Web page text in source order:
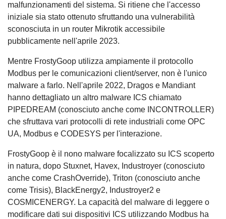
malfunzionamenti del sistema. Si ritiene che l'accesso
iniziale sia stato ottenuto sfruttando una vulnerabilità
sconosciuta in un router Mikrotik accessibile
pubblicamente nell'aprile 2023.
Mentre FrostyGoop utilizza ampiamente il protocollo
Modbus per le comunicazioni client/server, non è l'unico
malware a farlo. Nell'aprile 2022, Dragos e Mandiant
hanno dettagliato un altro malware ICS chiamato
PIPEDREAM (conosciuto anche come INCONTROLLER)
che sfruttava vari protocolli di rete industriali come OPC
UA, Modbus e CODESYS per l'interazione.
FrostyGoop è il nono malware focalizzato su ICS scoperto
in natura, dopo Stuxnet, Havex, Industroyer (conosciuto
anche come CrashOverride), Triton (conosciuto anche
come Trisis), BlackEnergy2, Industroyer2 e
COSMICENERGY. La capacità del malware di leggere o
modificare dati sui dispositivi ICS utilizzando Modbus ha